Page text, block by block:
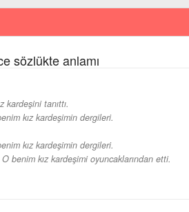
sözlükte anlamı
kardeşini tanıttı.
kız kardeşimin dergileri.
kız kardeşimin dergileri.
O benim kız kardeşimi oyuncaklarından etti.